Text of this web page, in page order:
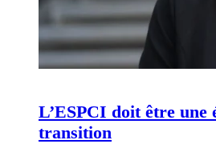
L’ESPCI doit être une
transition